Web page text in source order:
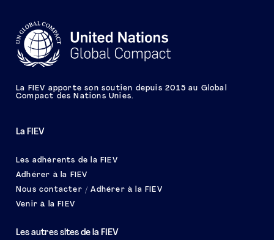
La FIEV
Les adhérents de la FIEV
Adhérer à la FIEV
Nous contacter / Adhérer à la FIEV
Venir à la FIEV
Les autres sites de la FIEV
La FIEV apporte son soutien depuis 2015 au Global
Compact des Nations Unies.